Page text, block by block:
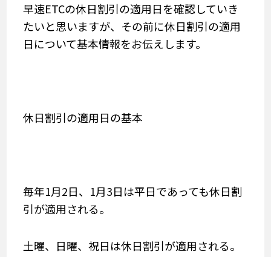
早速ETCの休日割引の適用日を確認していき
たいと思いますが、その前に休日割引の適用
日について基本情報をお伝えします。
休日割引の適用日の基本
毎年1月2日、1月3日は平日であっても休日割
引が適用される。
土曜、日曜、祝日は休日割引が適用される。